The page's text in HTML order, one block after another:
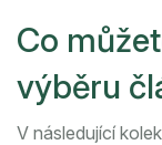
Co
výběru
V následující